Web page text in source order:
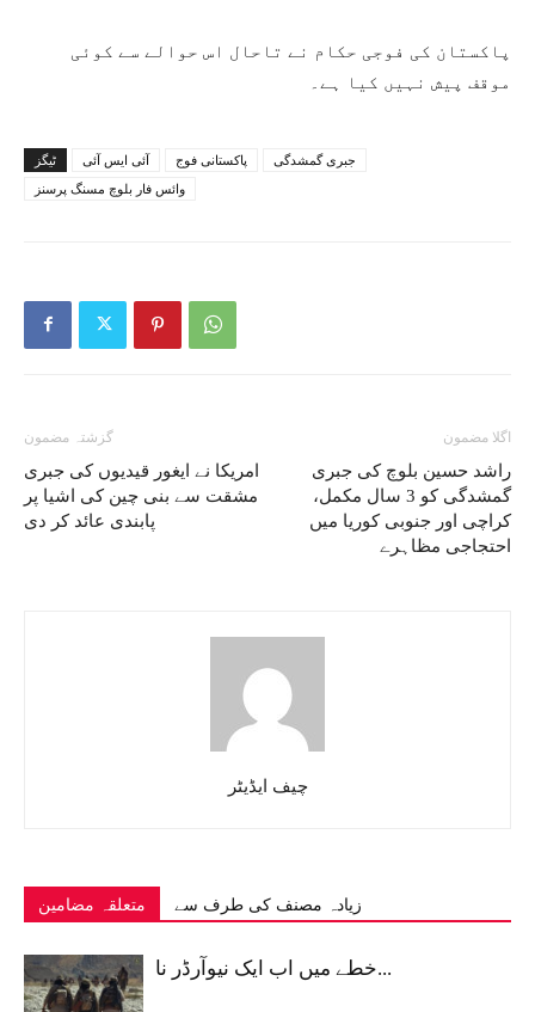
پاکستان کی فوجی حکام نے تاحال اس حوالے سے کوئی
موقف پیش نہیں کیا ہے۔
ٹیگز آئی ایس آئی پاکستانی فوج
جبری گمشدگی
وائس فار بلوچ مسنگ پرسنز
گزشتہ مضمون
امریکا نے ایغور قیدیوں کی جبری
مشقت سے بنی چین کی اشیا پر
پابندی عائد کر دی
اگلا مضمون
راشد حسین بلوچ کی جبری
گمشدگی کو 3 سال مکمل،
کراچی اور جنوبی کوریا میں
احتجاجی مظاہرے
چیف ایڈیٹر
متعلقہ مضامین زیادہ مصنف کی طرف سے
خطے میں اب ایک نیوآرڈر نا...